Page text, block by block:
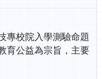
專校院入學測驗命題
育公益為宗旨，主要